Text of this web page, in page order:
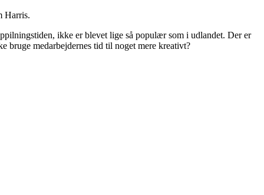
Harris.
ikke er blevet lige så populær som i udlandet. Der er
bruge medarbejdernes tid til noget mere kreativt?